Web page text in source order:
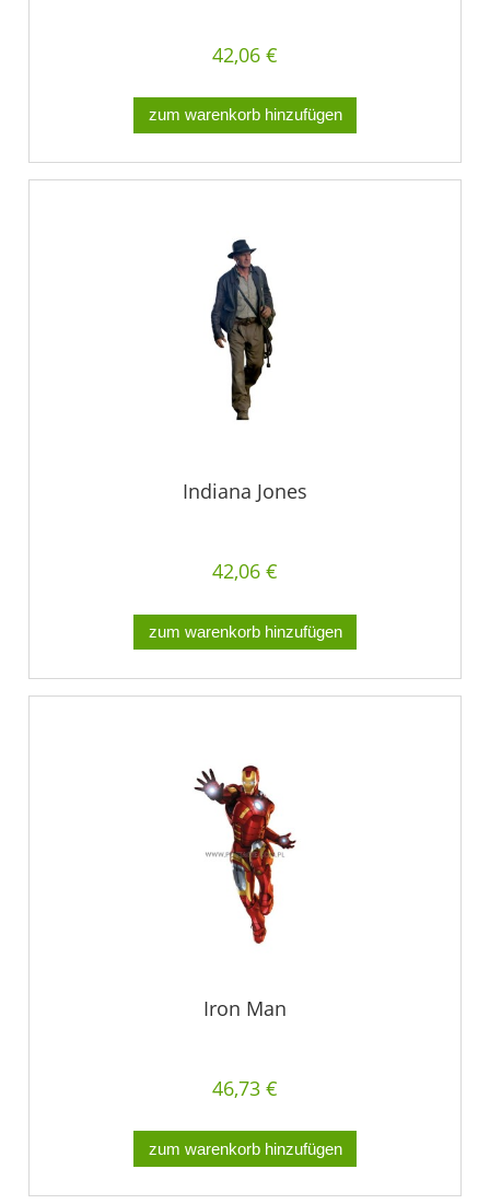
42,06 €
zum warenkorb hinzufügen
Indiana Jones
42,06 €
zum warenkorb hinzufügen
Iron Man
46,73 €
zum warenkorb hinzufügen